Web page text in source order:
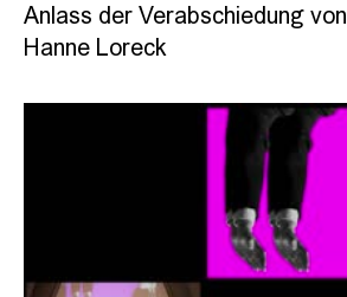
Anlass der Verabschiedung von
Hanne Loreck